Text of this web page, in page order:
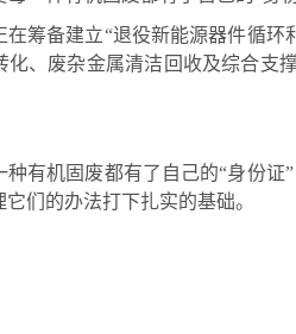
备建立“退役新能源器件循环
化、废杂金属清洁回收及综合支
机固废都有了自己的“身份证”
们的办法打下扎实的基础。